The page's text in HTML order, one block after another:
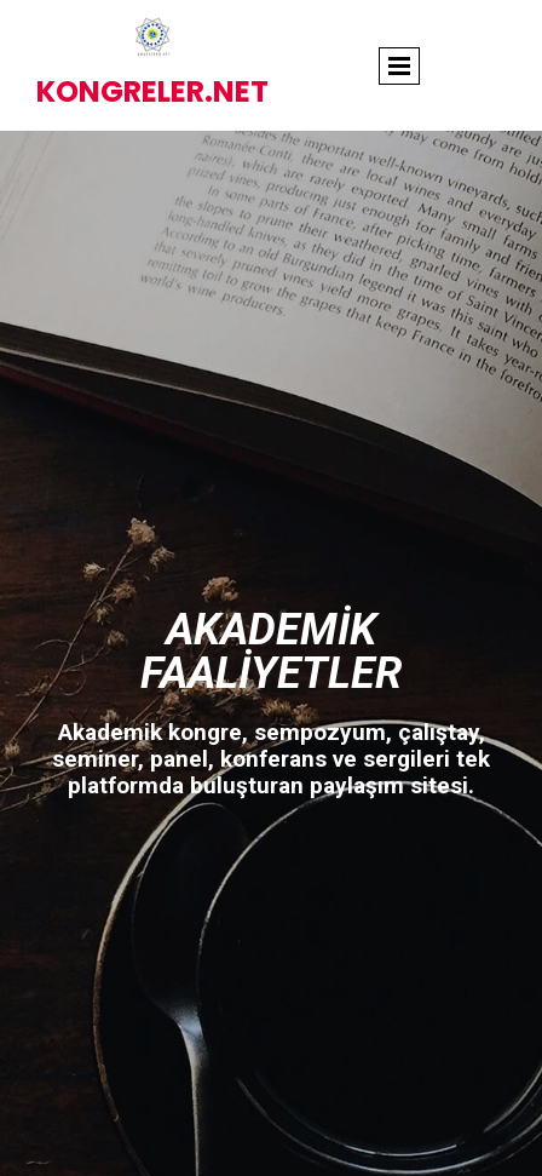
KONGRELER.NET
AKADEMIK
FAALIYETLER
Akademik kongre, sempozyum, çalıştay,
seminer, panel, konferans ve sergileri tek
platformda buluşturan paylaşım sitesi.